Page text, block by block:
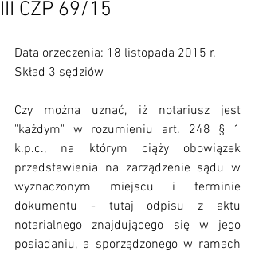
III CZP 69/15
Data orzeczenia: 18 listopada 2015 r.
Skład 3 sędziów
Czy można uznać, iż notariusz jest
"każdym" w rozumieniu art. 248 § 1
k.p.c., na którym ciąży obowiązek
przedstawienia na zarządzenie sądu w
wyznaczonym miejscu i terminie
dokumentu - tutaj odpisu z aktu
notarialnego znajdującego się w jego
posiadaniu, a sporządzonego w ramach